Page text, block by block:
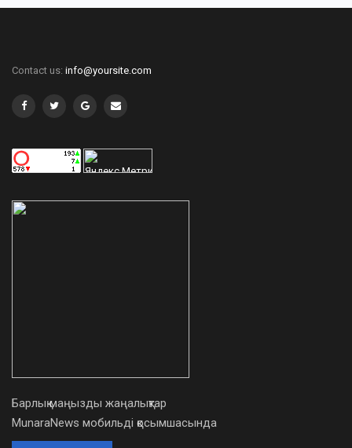
Contact us: info@yoursite.com
Барлық маңызды жаңалықтар
MunaraNews мобильді қосымшасында